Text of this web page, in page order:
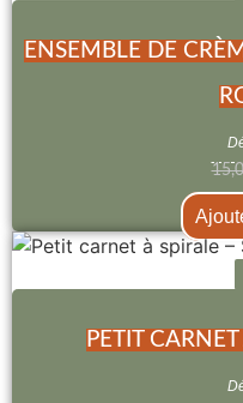
ENSEMBLE DE
PETIT